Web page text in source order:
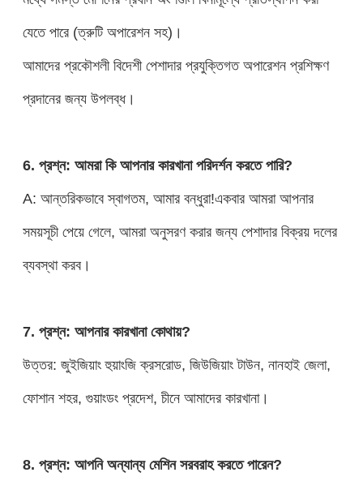
যেতে পারে (ত্রুটি অপারেশন সহ)।
আমাদের প্রকৌশলী বিদেশী পেশাদার প্রযুক্তিগত অপারেশন প্রশিক্ষণ
প্রদানের জন্য উপলব্ধ।
6. প্রশ্ন: আমরা কি আপনার কারখানা পরিদর্শন করতে পারি?
A: আন্তরিকভাবে স্বাগতম, আমার বন্ধুরা!একবার আমরা আপনার
সময়সূচী পেয়ে গেলে, আমরা অনুসরণ করার জন্য পেশাদার বিক্রয় দলের
ব্যবস্থা করব।
7. প্রশ্ন: আপনার কারখানা কোথায়?
উত্তর: জুইজিয়াং হুয়াংজি ক্রসরোড, জিউজিয়াং টাউন, নানহাই জেলা,
ফোশান শহর, গুয়াংডং প্রদেশ, চীনে আমাদের কারখানা।
8. প্রশ্ন: আপনি অন্যান্য মেশিন সরবরাহ করতে পারেন?